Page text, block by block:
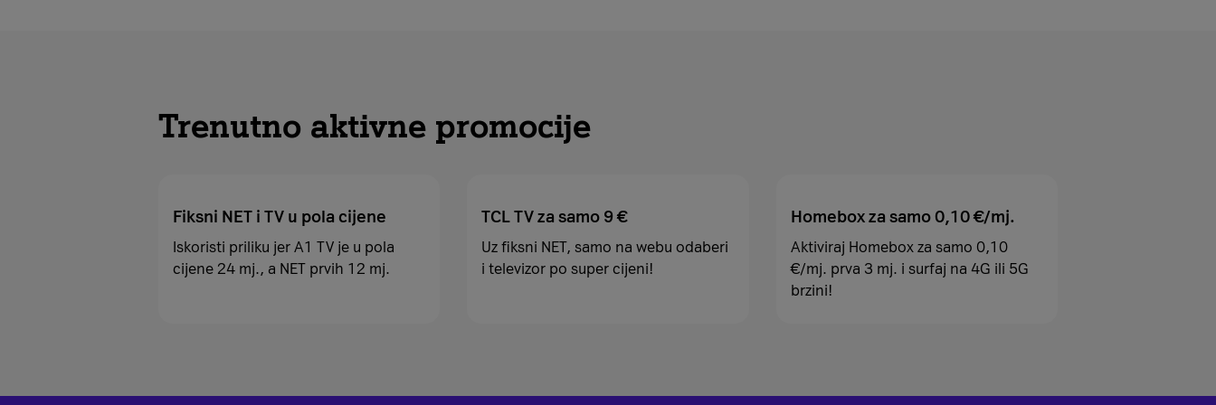
Trenutno aktivne promocije
Fiksni NET i TV u pola cijene
Iskoristi priliku jer A1 TV je u pola
cijene 24 mj., a NET prvih 12 mj.
TCL TV za samo 9 €
Uz fiksni NET, samo na webu odaberi
i televizor po super cijeni!
Homebox za samo 0,10 €/mj.
Aktiviraj Homebox za samo 0,10
€/mj. prva 3 mj. i surfaj na 4G ili 5G
brzini!